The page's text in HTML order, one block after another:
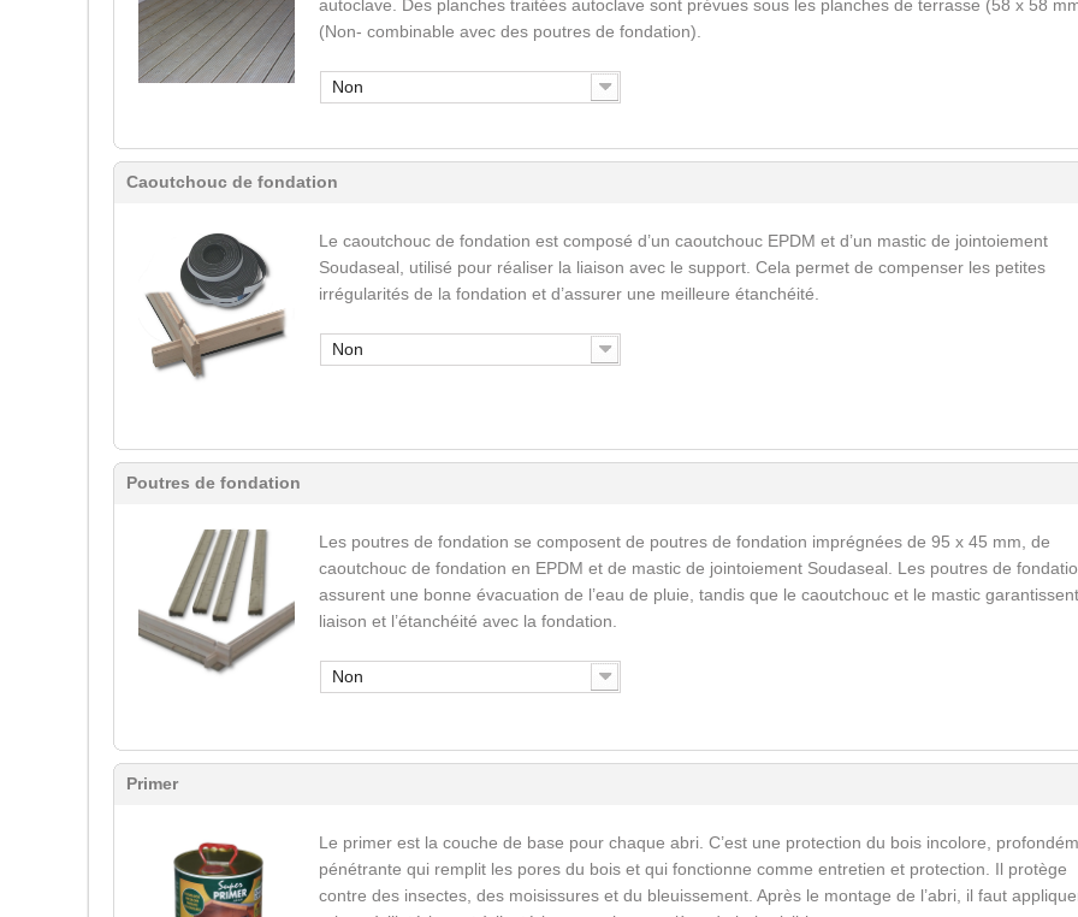
autoclave. Des planches traitées autoclave sont prévues sous les planches de terrasse (58 x 58
(Non- combinable avec des poutres de fondation).
Non
Caoutchouc de fondation
Le caoutchouc de fondation est composé d’un caoutchouc EPDM et d’un mastic de jointoiement
Soudaseal, utilisé pour réaliser la liaison avec le support. Cela permet de compenser les petites
irrégularités de la fondation et d’assurer une meilleure étanchéité.
Non
Poutres de fondation
Les poutres de fondation se composent de poutres de fondation imprégnées de 95 x 45 mm, de
caoutchouc de fondation en EPDM et de mastic de jointoiement Soudaseal. Les poutres de
assurent une bonne évacuation de l’eau de pluie, tandis que le caoutchouc et le mastic
liaison et l’étanchéité avec la fondation.
Non
Primer
Le primer est la couche de base pour chaque abri. C’est une protection du bois incolore,
pénétrante qui remplit les pores du bois et qui fonctionne comme entretien et protection. Il protège
contre des insectes, des moisissures et du bleuissement. Après le montage de l’abri, il faut